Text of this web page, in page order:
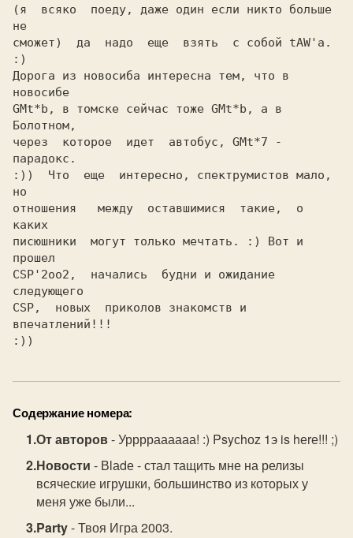
(я  всяко  поеду, даже один если никто больше
не
сможет)  да  надо  еще  взять  с собой tAW'а.
:)
Дорога из новосиба интересна тем, что в
новосибе
GMt*b, в томске сейчас тоже GMt*b, а в
Болотном,
через  которое  идет  автобус, GMt*7 -
парадокс.
:))  Что  еще  интересно, спектрумистов мало,
но
отношения   между  оставшимися  такие,  о
каких
писюшники  могут только мечтать. :) Вот и
прошел
CSP'2оо2,  начались  будни и ожидание
CSP,  новых  приколов знакомств и
впечатлений!!!
Содержание номера:
От авторов- Урррраааааа! :) Psyсhоz 1э is hеrе!!! ;)
Новости - Вlаdе - стал тащить мне на релизы
всяческие игрушки, большинство из которых у
меня уже были...
Party- Твоя Игра 2003.